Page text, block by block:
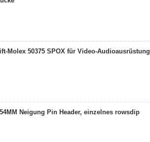
Molex 50375 SPOX für Video-Audioausrüstung
Neigung Pin Header, einzelnes rowsdip